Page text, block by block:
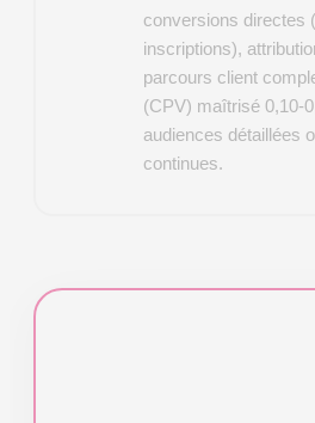
conversions directes
inscriptions),
parcours client
(CPV) maîtrisé 0,10-
audiences détaillées
continues.